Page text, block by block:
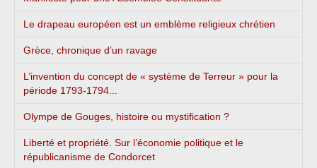
Le drapeau européen est un emblème religieux chrétien
Grèce, chronique d’un ravage
L’invention du concept de « système de Terreur » pour la
période 1793-1794...
Olympe de Gouges, histoire ou mystification ?
Liberté et propriété. Sur l’économie politique et le
républicanisme de Condorcet